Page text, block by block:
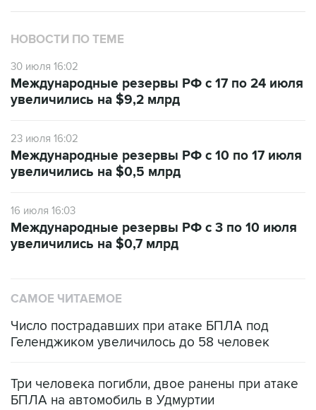
НОВОСТИ ПО ТЕМЕ
30 июля 16:02
Международные резервы РФ с 17 по 24 июля
увеличились на $9,2 млрд
23 июля 16:02
Международные резервы РФ с 10 по 17 июля
увеличились на $0,5 млрд
16 июля 16:03
Международные резервы РФ с 3 по 10 июля
увеличились на $0,7 млрд
САМОЕ ЧИТАЕМОЕ
Число пострадавших при атаке БПЛА под
Геленджиком увеличилось до 58 человек
Три человека погибли, двое ранены при атаке
БПЛА на автомобиль в Удмуртии